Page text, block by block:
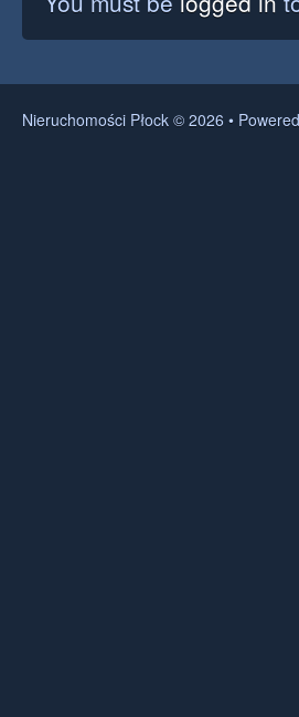
Nieruchomości Płock © 2026 •